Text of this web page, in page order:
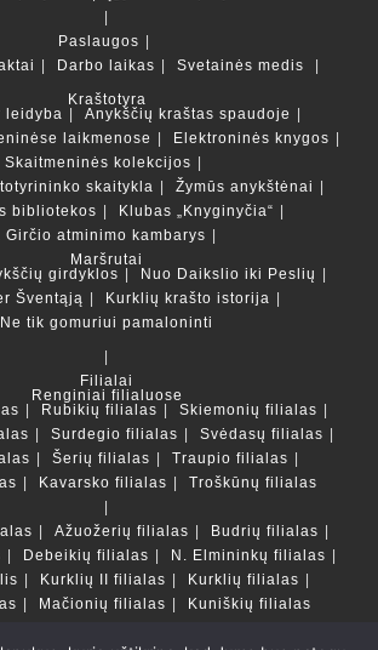
Paslaugos
Darbo laikas
Svetainės medis
Kraštotyra
leidyba
Anykščių kraštas spaudoje
laikmenose
Elektroninės knygos
Skaitmeninės kolekcijos
skaitykla
Žymūs anykštėnai
bibliotekos
Klubas „Knyginyčia“
Girčio atminimo kambarys
Maršrutai
girdyklos
Nuo Daikslio iki Peslių
Šventąją
Kurklių krašto istorija
Ne tik gomuriui pamaloninti
Filialai
Renginiai filialuose
Rubikių filialas
Skiemonių filialas
Surdegio filialas
Svėdasų filialas
Šerių filialas
Traupio filialas
Kavarsko filialas Troškūnų filialas
Ažuožerių filialas
Budrių filialas
Debeikių filialas
N. Elmininkų filialas
Kurklių II filialas
Kurklių filialas
Mačionių filialas Kuniškių filialas